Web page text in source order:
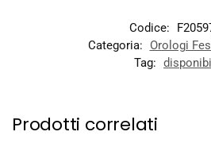
Codice:
Categoria:
Orologi
Tag:
Prodotti correlati